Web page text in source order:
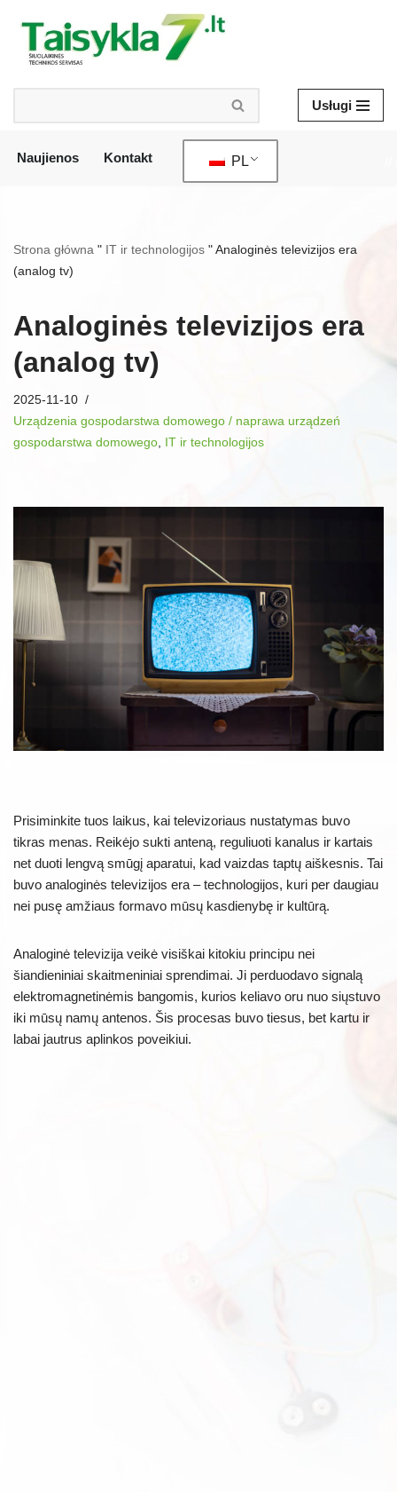
Przejdź
treści
Usługi
Naujienos Kontakt PL
Strona główna " IT ir technologijos "Analoginės televizijos era
(analog tv)
Analoginės televizijos era
(analog tv)
2025-11-10
Urządzenia gospodarstwa domowego / naprawa urządzeń
gospodarstwa domowego IT ir technologijos
Prisiminkite tuos laikus, kai televizoriaus nustatymas buvo
tikras menas. Reikėjo sukti anteną, reguliuoti kanalus ir kartais
net duoti lengvą smūgį aparatui, kad vaizdas taptų aiškesnis. Tai
buvo analoginės televizijos era – technologijos, kuri per daugiau
nei pusę amžiaus formavo mūsų kasdienybę ir kultūrą.
Analoginė televizija veikė visiškai kitokiu principu nei
šiandieniniai skaitmeniniai sprendimai. Ji perduodavo signalą
elektromagnetinėmis bangomis, kurios keliavo oru nuo siųstuvo
iki mūsų namų antenos. Šis procesas buvo tiesus, bet kartu ir
labai jautrus aplinkos poveikiui.